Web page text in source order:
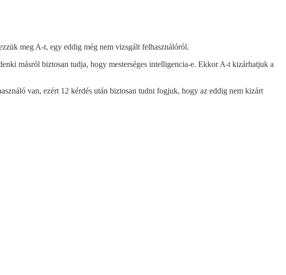
meg A-t, egy eddig még nem vizsgált felhasználóról.
másról biztosan tudja, hogy mesterséges intelligencia-e. Ekkor A-t kizárhatjuk a
van, ezért 12 kérdés után biztosan tudni fogjuk, hogy az eddig nem kizárt